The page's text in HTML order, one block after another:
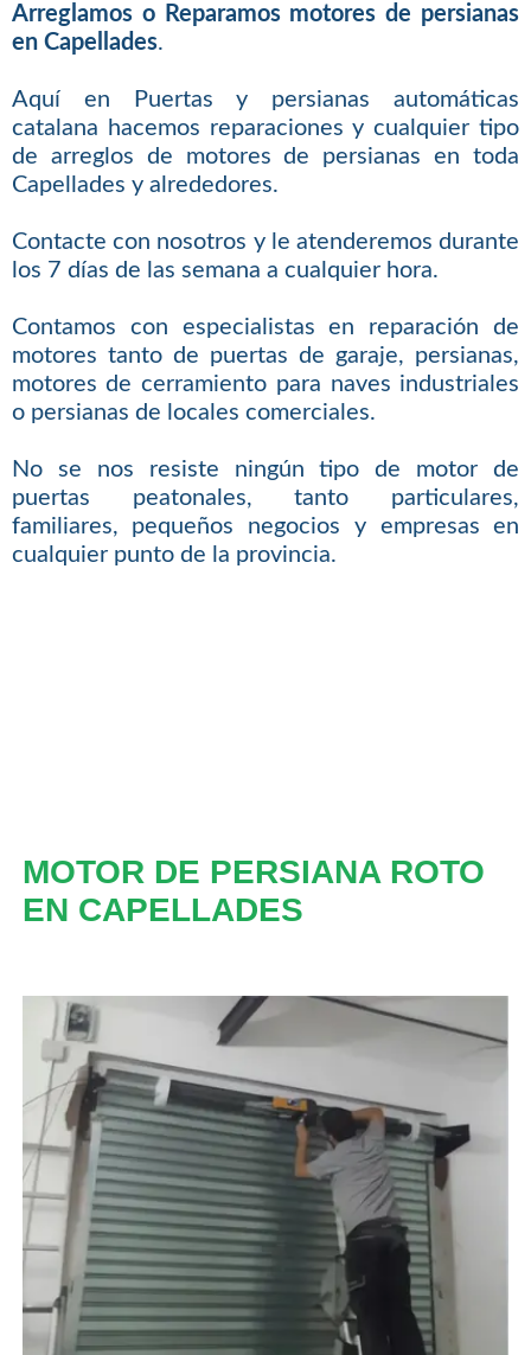
Arreglamos o Reparamos motores de persianas
en Capellades.
Aquí en Puertas y persianas automáticas
catalana hacemos reparaciones y cualquier tipo
de arreglos de motores de persianas en toda
Capellades y alrededores.
Contacte con nosotros y le atenderemos durante
los 7 días de las semana a cualquier hora.
Contamos con especialistas en reparación de
motores tanto de puertas de garaje, persianas,
motores de cerramiento para naves industriales
o persianas de locales comerciales.
No se nos resiste ningún tipo de motor de
puertas peatonales, tanto particulares,
familiares, pequeños negocios y empresas en
cualquier punto de la provincia.
MOTOR DE PERSIANA ROTO
EN CAPELLADES